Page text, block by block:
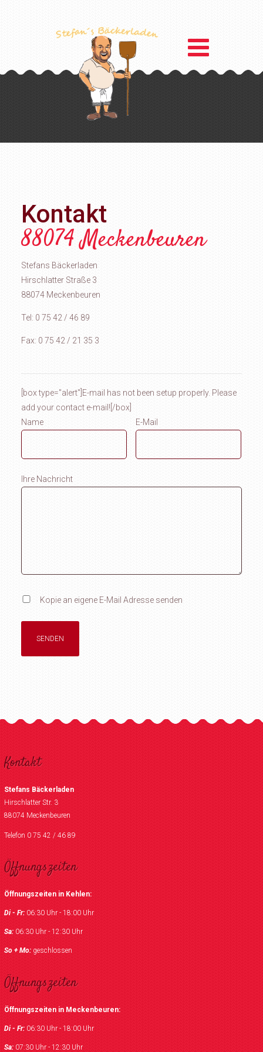
Kontakt
88074 Meckenbeuren
Stefans Bäckerladen
Hirschlatter Straße 3
88074 Meckenbeuren
Tel: 0 75 42 / 46 89
Fax: 0 75 42 / 21 35 3
[box type="alert"]E-mail has not been setup properly. Please
add your contact e-mail![/box]
Name
E-Mail
Ihre Nachricht
Kopie an eigene E-Mail Adresse senden
Kontakt
Stefans Bäckerladen
Hirschlatter Str. 3
88074 Meckenbeuren
Telefon 0 75 42 / 46 89
Öffnungszeiten
Öffnungszeiten in Kehlen:
Di - Fr:06:30 Uhr - 18:00 Uhr
Sa:06:30 Uhr - 12:30 Uhr
So + Mo:geschlossen
Öffnungszeiten
Öffnungszeiten in Meckenbeuren:
Di - Fr:06:30 Uhr - 18:00 Uhr
Sa:07:30 Uhr - 12:30 Uhr